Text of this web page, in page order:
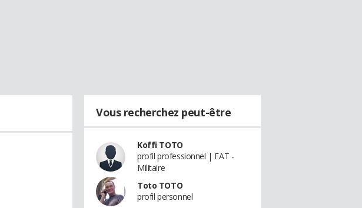
Vous recherchez peut-être
Koffi TOTO
profil professionnel | FAT -
Militaire
Toto TOTO
profil personnel